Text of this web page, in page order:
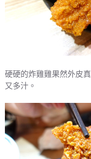
硬硬的炸雞雞果然外皮
又多汁。